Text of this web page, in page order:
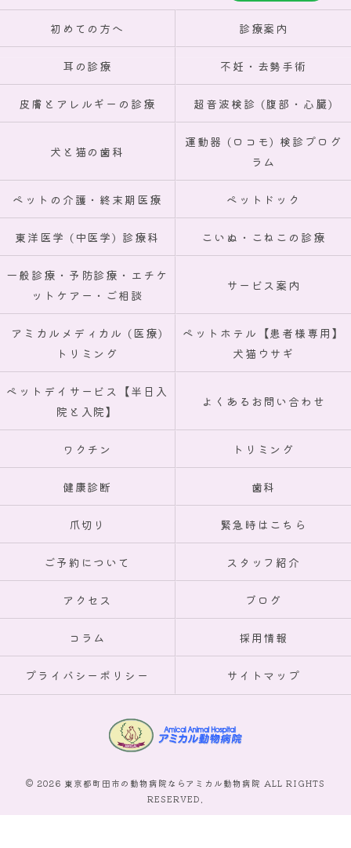
初めての方へ 診療案内
耳の診療 不妊・去勢手術
皮膚とアレルギーの診療 超音波検診 (腹部・心臓)
犬と猫の歯科
運動器 (ロコモ) 検診プログ
ラム
ペットの介護・終末期医療 ペットドック
東洋医学 (中医学) 診療科 こいぬ・こねこの診療
一般診療・予防診療・エチケ
ットケアー・ご相談
サービス案内
アミカルメディカル (医療)
トリミング
ペットホテル【患者様専用】
犬猫ウサギ
ペットデイサービス【半日入
院と入院】
よくあるお問い合わせ
ワクチン トリミング
健康診断 歯科
爪切り 緊急時はこちら
ご予約について スタッフ紹介
アクセス ブログ
コラム 採用情報
プライバシーポリシー サイトマップ
© 2026 東京都町田市の動物病院ならアミカル動物病院 ALL RIGHTS
RESERVED.